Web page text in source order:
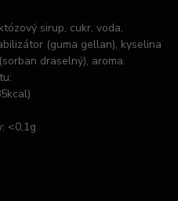
sirup, cukr, voda,
(guma gellan), kyselina
draselný), aroma.
<0,1g